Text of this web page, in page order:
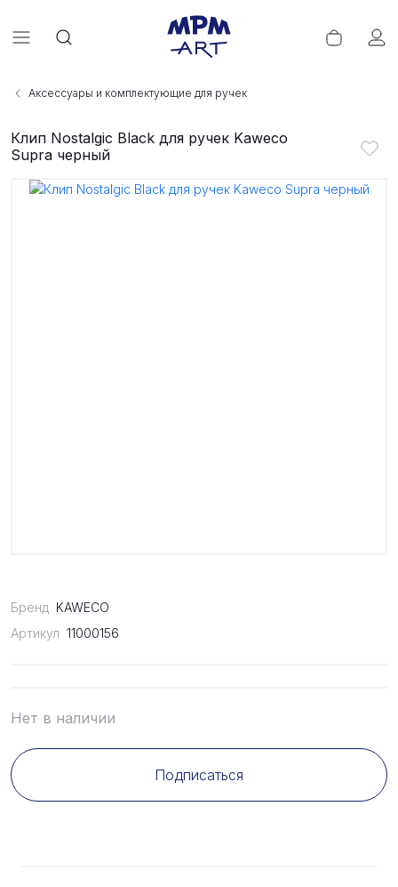
Аксессуары и комплектующие для ручек
Клип Nostalgic Black для ручек Kaweco
Supra черный
Бренд KAWECO
Артикул 11000156
Нет в наличии
Подписаться